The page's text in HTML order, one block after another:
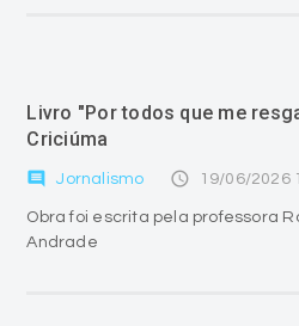
Livro "Por todos que me
Criciúma
comment Jornalismo access_time 19/06/2026
Obra foi escrita pela professora
Andrade